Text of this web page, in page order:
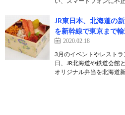
JR東日本、北海道の
を新幹線で東京まで
2020.02.18
3月のイベントやレスト
日、JR北海道や鉄道会館
オリジナル弁当を北海道